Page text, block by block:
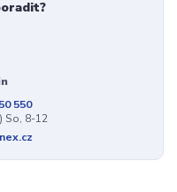
550
So, 8-12